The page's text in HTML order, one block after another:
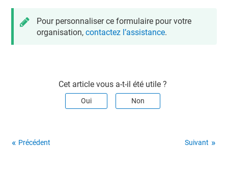
Pour personnaliser ce formulaire pour votre
organisation,contactez l’assistance.
Cet article vous a-t-il été utile ?
Oui Non
Précédent Suivant